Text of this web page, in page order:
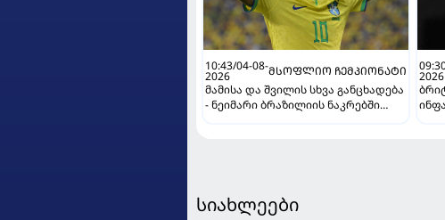
10:43/04-08-
2026
ᲛᲡᲝᲤᲚᲘᲝ ᲩᲔᲛᲞᲘᲝᲜᲐᲢᲘ
მამისა და შვილის სხვა განცხადება
- ნეიმარი ბრაზილიის ნაკრებში
2026
სიახლეები